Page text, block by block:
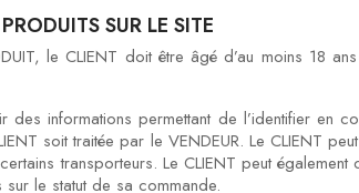
SUR LE SITE
le CLIENT doit être âgé d’au moins 18
des informations permettant de l’identifier
soit traitée par le VENDEUR. Le CLIENT
transporteurs. Le CLIENT peut
le statut de sa commande.